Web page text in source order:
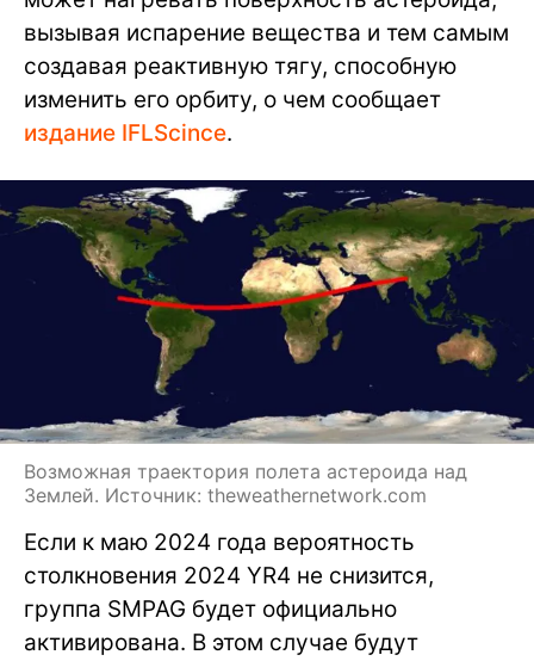
вызывая испарение вещества и тем самым
создавая реактивную тягу, способную
изменить его орбиту, о чем сообщает
издание IFLScince.
Возможная траектория полета астероида над
Землей. Источник: theweathernetwork.com
Если к маю 2024 года вероятность
столкновения 2024 YR4 не снизится,
группа SMPAG будет официально
активирована. В этом случае будут